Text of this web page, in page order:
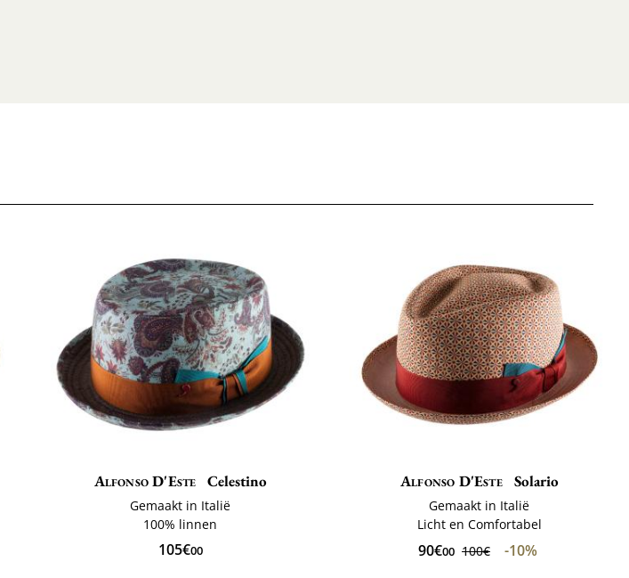
Alfonso D'Este Celestino
Gemaakt in Italië
100% linnen
105€00
Alfonso D'Este Solario
Gemaakt in Italië
Licht en Comfortabel
90€00 100€ -10%